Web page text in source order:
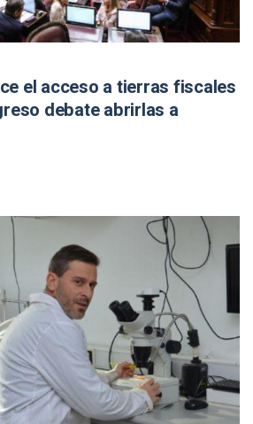
el acceso a tierras fiscales
debate abrirlas a